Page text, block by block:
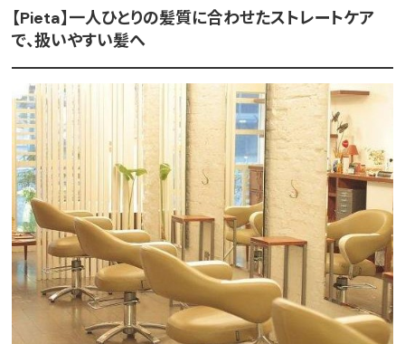
【Pieta】一人ひとりの髪質に合わせたストレートケア
で、扱いやすい髪へ